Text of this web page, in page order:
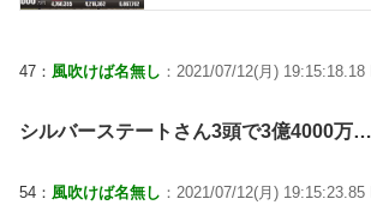
47： 風吹けば名無し ：2021/07/12(月)
シルバーステートさん3頭で3億4000万…
54： 風吹けば名無し ：2021/07/12(月)